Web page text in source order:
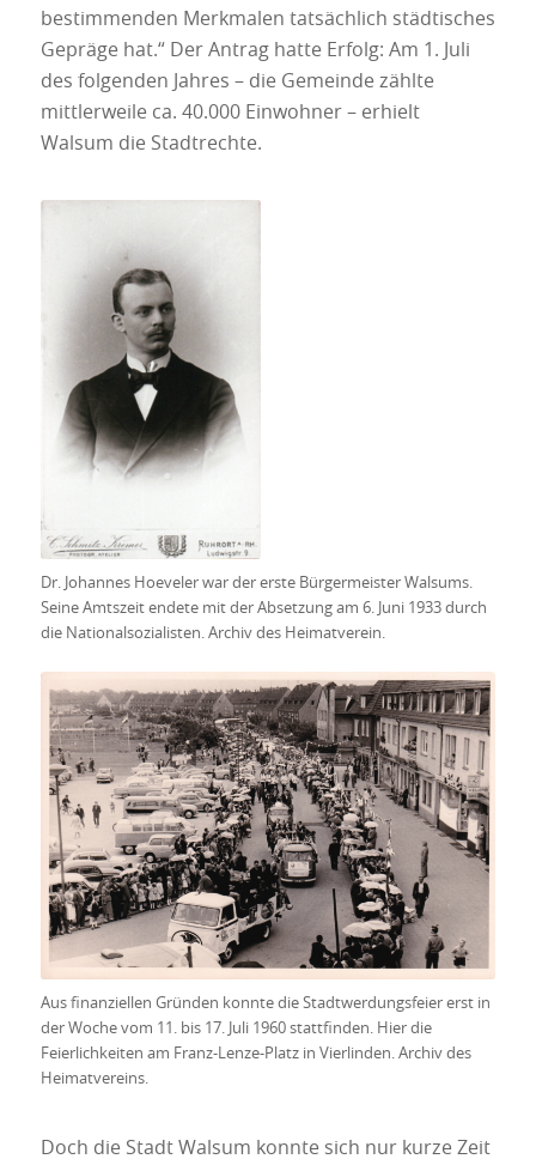
bestimmenden Merkmalen tatsächlich städtisches
Gepräge hat.“ Der Antrag hatte Erfolg: Am 1. Juli
des folgenden Jahres – die Gemeinde zählte
mittlerweile ca. 40.000 Einwohner – erhielt
Walsum die Stadtrechte.
Dr. Johannes Hoeveler war der erste Bürgermeister Walsums.
Seine Amtszeit endete mit der Absetzung am 6. Juni 1933 durch
die Nationalsozialisten. Archiv des Heimatverein.
Aus finanziellen Gründen konnte die Stadtwerdungsfeier erst in
der Woche vom 11. bis 17. Juli 1960 stattfinden. Hier die
Feierlichkeiten am Franz-Lenze-Platz in Vierlinden. Archiv des
Heimatvereins.
Doch die Stadt Walsum konnte sich nur kurze Zeit